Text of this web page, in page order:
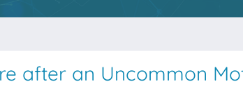
after an Uncommon